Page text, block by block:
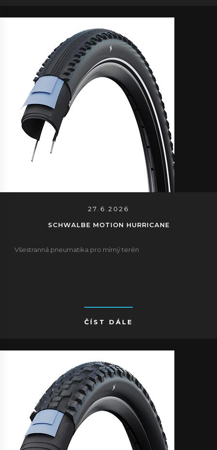
27.6.2026
SCHWALBE MOTION HURRICANE
Všestranná pneumatika pro mírný terén
ČÍST DÁLE